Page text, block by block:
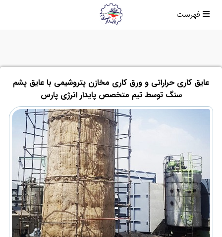
فهرست
عایق کاری حراراتی و ورق کاری مخازن پتروشیمی با عایق پشم
سنگ توسط تیم متخصص پایدار انرژی پارس